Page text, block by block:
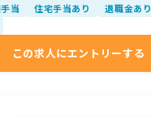
当 住宅手当あり
退職金あり
この求人にエントリーする